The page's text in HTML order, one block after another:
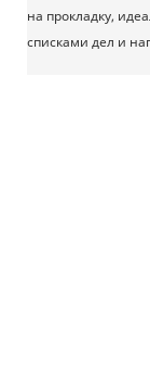
на прокладку,
списками дел и